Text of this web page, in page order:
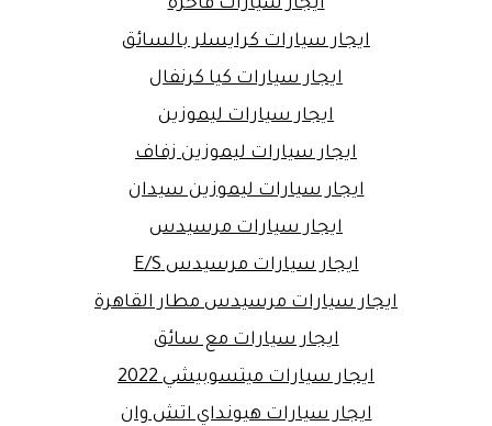
ايجار سيارات فاخرة
ايجار سيارات كرايسلر بالسائق
ايجار سيارات كيا كرنفال
ايجار سيارات ليموزين
ايجار سيارات ليموزين زفاف
ايجار سيارات ليموزين سيدان
ايجار سيارات مرسيدس
ايجار سيارات مرسيدس E/S
ايجار سيارات مرسيدس مطار القاهرة
ايجار سيارات مع سائق
ايجار سيارات ميتسوبيشي 2022
ايجار سيارات هيونداي اتش وان